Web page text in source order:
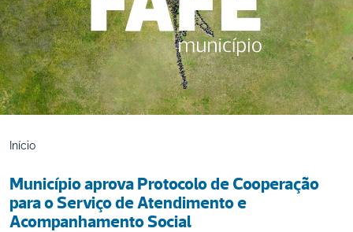
Início
Município aprova Protocolo de Cooperação
para o Serviço de Atendimento e
Acompanhamento Social